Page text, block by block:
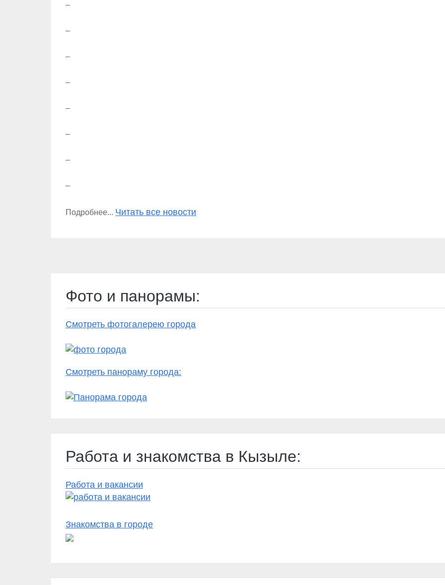
–
–
–
–
–
–
–
–
Подробнее... Читать все новости
Фото и панорамы:
Смотреть фотогалерею города
Смотреть панораму города:
Работа и знакомства в Кызыле:
Работа и вакансии
Знакомства в городе